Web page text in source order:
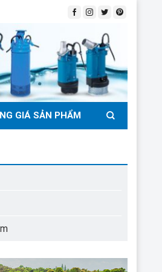
GIÁ SẢN PHẨM